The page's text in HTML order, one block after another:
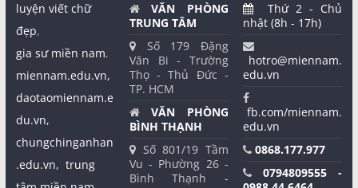
luyện viết chữ
đẹp,
gia sư miền nam,
miennam.edu.vn,
daotaomiennam.e
du.vn,
chungchinganhan
.edu.vn, trung
VĂN PHÒNG
TRUNG TÂM
Số 179 Đặng
Văn Bi - Trường
Thọ - Thủ Đức -
TP. HCM
VĂN PHÒNG
BÌNH THẠNH
Số 801/19 Tầm
Vu - Phường 26 -
Bình Thạnh -
Thứ 2 - Chủ
nhật (8h - 17h)
hotro@miennam.
edu.vn
fb.com/miennam.
edu.vn
0868.177.977
0794809555 -